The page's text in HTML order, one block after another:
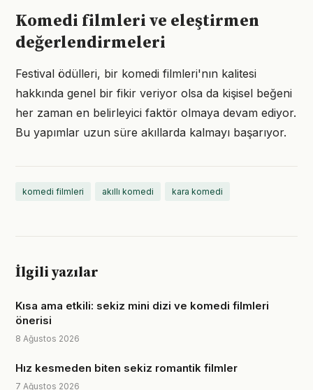
Komedi filmleri ve eleştirmen
değerlendirmeleri
Festival ödülleri, bir komedi filmleri'nın kalitesi
hakkında genel bir fikir veriyor olsa da kişisel beğeni
her zaman en belirleyici faktör olmaya devam ediyor.
Bu yapımlar uzun süre akıllarda kalmayı başarıyor.
komedi filmleri akıllı komedi kara komedi
İlgili yazılar
Kısa ama etkili: sekiz mini dizi ve komedi filmleri
önerisi
8 Ağustos 2026
Hız kesmeden biten sekiz romantik filmler
7 Ağustos 2026